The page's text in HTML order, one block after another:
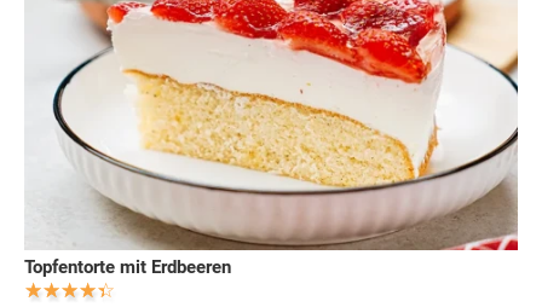
Topfentorte mit Erdbeeren